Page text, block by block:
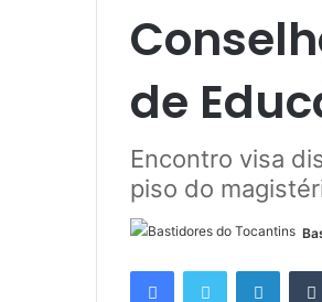
de
Encontro visa
piso do